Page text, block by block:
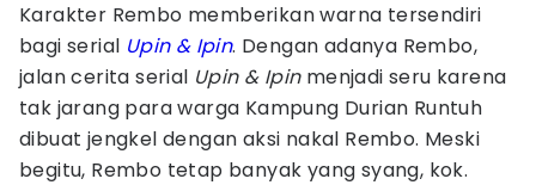
Karakter Rembo memberikan warna tersendiri
bagi serial Upin & Ipin. Dengan adanya Rembo,
jalan cerita serial Upin & Ipinmenjadi seru karena
tak jarang para warga Kampung Durian Runtuh
dibuat jengkel dengan aksi nakal Rembo. Meski
begitu, Rembo tetap banyak yang syang, kok.